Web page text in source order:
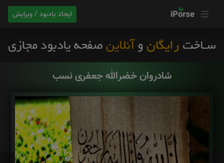
ایجاد یادبود / ویرایش
شادروان خضرالله جعفری نسب